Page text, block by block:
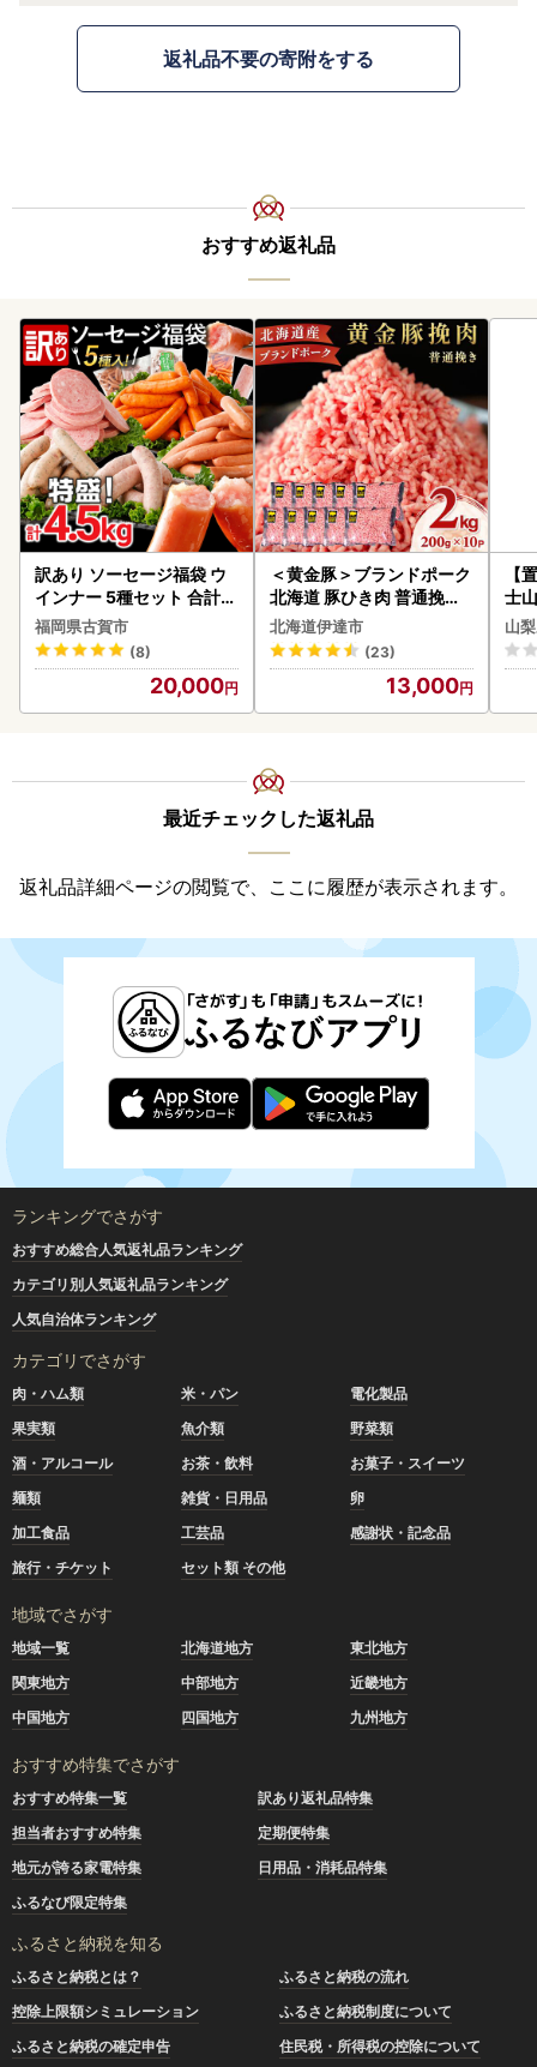
返礼品不要の寄附をする
おすすめ返礼品
訳あり ソーセージ福袋 ウ
インナー 5種セット 合計4.
5kg ソーセージ
福岡県古賀市
(8)
20,000
＜黄金豚＞ブランドポーク
北海道 豚ひき肉 普通挽き
200g 10パック 計2kg
北海道伊達市
(23)
13,000
【
士
山
最近チェックした返礼品
返礼品詳細ページの閲覧で、ここに履歴が表示されます。
ランキングでさがす
おすすめ総合人気返礼品ランキング
カテゴリ別人気返礼品ランキング
人気自治体ランキング
カテゴリでさがす
肉・ハム類 米・パン
電化製品
果実類
魚介類
野菜類
酒・アルコール
お茶・飲料
お菓子・スイーツ
麺類
雑貨・日用品
卵
加工食品
工芸品
感謝状・記念品
旅行・チケット
セット類 その他
地域でさがす
地域一覧 北海道地方
東北地方
関東地方
中部地方
近畿地方
中国地方
四国地方 九州地方
おすすめ特集でさがす
おすすめ特集一覧
訳あり返礼品特集
担当者おすすめ特集
定期便特集
地元が誇る家電特集
日用品・消耗品特集
ふるなび限定特集
ふるさと納税を知る
ふるさと納税とは？
ふるさと納税の流れ
控除上限額シミュレーション
ふるさと納税制度について
ふるさと納税の確定申告
住民税・所得税の控除について